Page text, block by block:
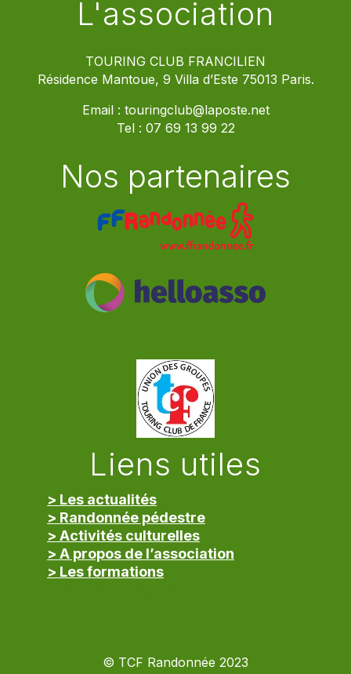
L'association
TOURING CLUB FRANCILIEN
Résidence Mantoue, 9 Villa d’Este 75013 Paris.
Email : touringclub@laposte.net
Tel : 07 69 13 99 22
Nos partenaires
Liens utiles
> Les actualités
> Randonnée pédestre
> Activités culturelles
> A propos de l’association
> Les formations
© TCF Randonnée 2023